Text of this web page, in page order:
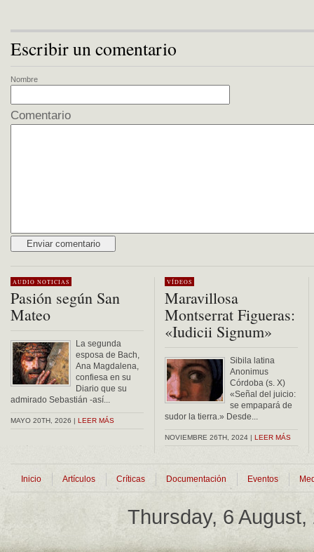
Escribir un comentario
Nombre
Comentario
AUDIO NOTICIAS
Pasión según San
Mateo
La segunda
esposa de Bach,
Ana Magdalena,
confiesa en su
Diario que su
admirado Sebastián -así...
MAYO 20TH, 2026 | LEER MÁS
VÍDEOS
Maravillosa
Montserrat Figueras:
«Iudicii Signum»
Sibila latina
Anonimus
Córdoba (s. X)
«Señal del juicio:
se empapará de
sudor la tierra.» Desde...
NOVIEMBRE 26TH, 2024 | LEER MÁS
Inicio Artículos Críticas Documentación Eventos
Thursday, 6